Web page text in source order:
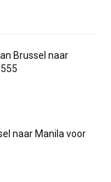
Brussel naar
naar Manila voor